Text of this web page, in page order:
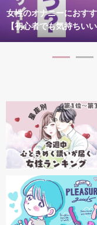
女性のオナニーにおす
【初心者でも気持ちい